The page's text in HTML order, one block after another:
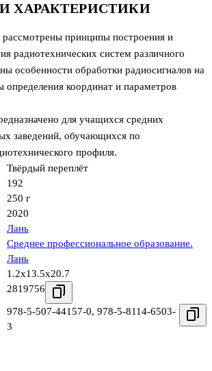
ХАРАКТЕРИСТИКИ
принципы построения и
радиотехнических систем различного
особенности обработки радиосигналов на
координат и параметров
для учащихся средних
заведений, обучающихся по
профиля.
Твёрдый переплёт
192
250 г
2020
Лань
Среднее профессиональное образование.
Лань
1.2x13.5x20.7
2819756
978-5-507-44157-0, 978-5-8114-6503-
3